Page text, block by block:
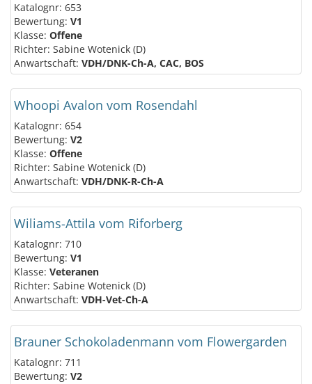
Katalognr: 653
Bewertung: V1
Klasse: Offene
Richter: Sabine Wotenick (D)
Anwartschaft: VDH/DNK-Ch-A, CAC, BOS
Whoopi Avalon vom Rosendahl
Katalognr: 654
Bewertung: V2
Klasse: Offene
Richter: Sabine Wotenick (D)
Anwartschaft: VDH/DNK-R-Ch-A
Wiliams-Attila vom Riforberg
Katalognr: 710
Bewertung: V1
Klasse: Veteranen
Richter: Sabine Wotenick (D)
Anwartschaft: VDH-Vet-Ch-A
Brauner Schokoladenmann vom Flowergarden
Katalognr: 711
Bewertung: V2